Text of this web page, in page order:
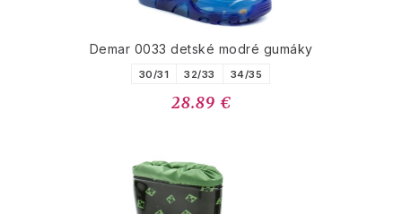
Demar 0033 detské modré gumáky
30/31 32/33 34/35
28.89 €